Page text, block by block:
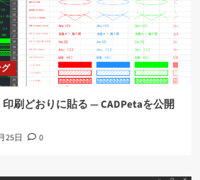
刷どおりに貼る ― CADPetaを公開
25日 0